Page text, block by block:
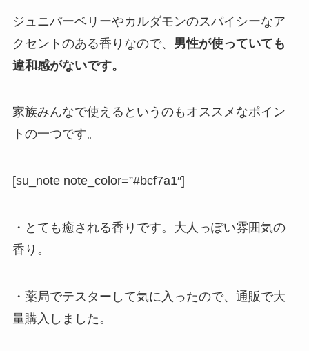
ジュニパーベリーやカルダモンのスパイシーなア
クセントのある香りなので、 男性が使っていても
違和感がないです。
家族みんなで使えるというのもオススメなポイン
トの一つです。
[su_note note_color=”#bcf7a1″]
・とても癒される香りです。大人っぽい雰囲気の
香り。
・薬局でテスターして気に入ったので、通販で大
量購入しました。